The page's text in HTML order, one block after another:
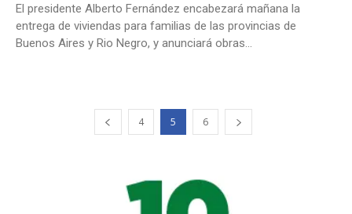
El presidente Alberto Fernández encabezará mañana la
entrega de viviendas para familias de las provincias de
Buenos Aires y Rio Negro, y anunciará obras...
4 5 6